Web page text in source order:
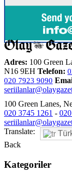
Adres: 100 Green
N16 9EH Telefon:
020 7923 9090
100 Green Lanes,
020 3745 1261 -
Translate:
Back
Kategoriler